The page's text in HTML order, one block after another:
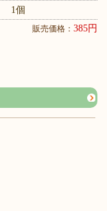
1個
販売価格： 385円